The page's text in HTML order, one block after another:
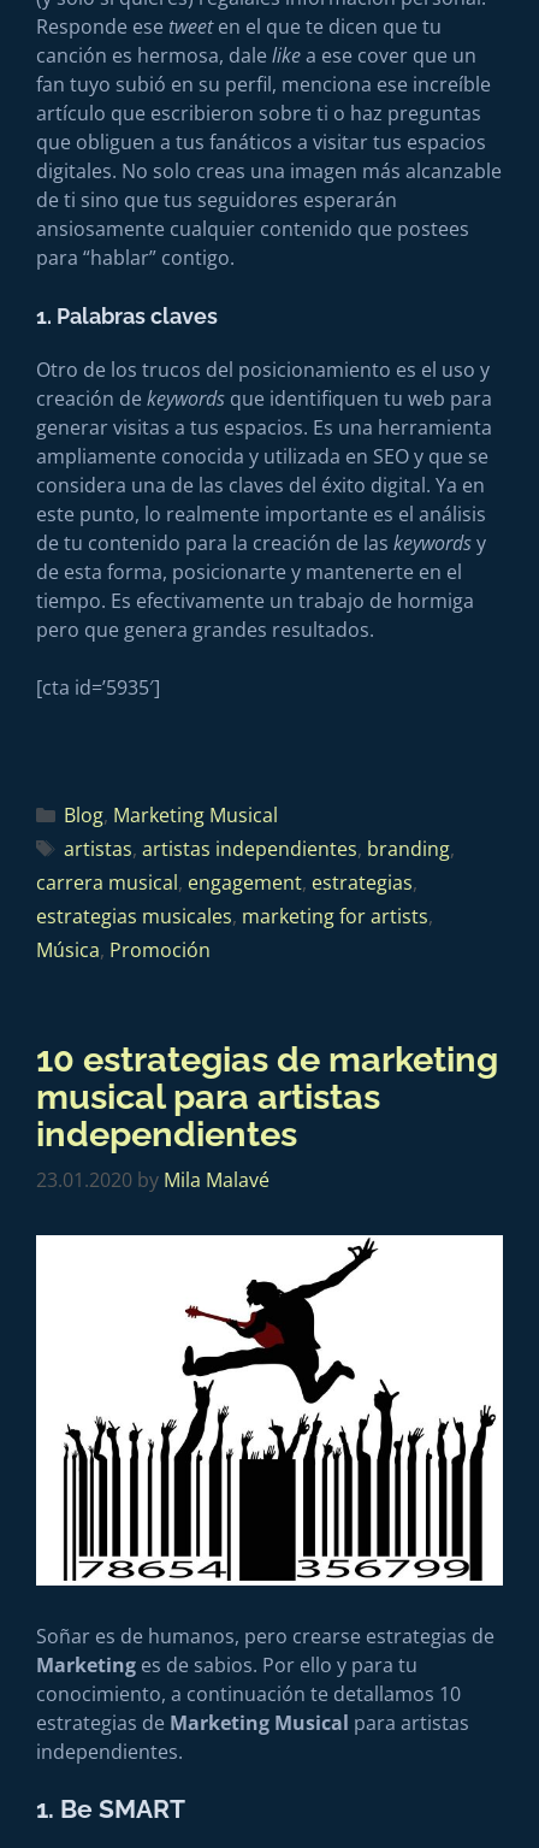
Responde ese tweeten el que te dicen que tu
canción es hermosa, dale likea ese cover que un
fan tuyo subió en su perfil, menciona ese increíble
artículo que escribieron sobre ti o haz preguntas
que obliguen a tus fanáticos a visitar tus espacios
digitales. No solo creas una imagen más alcanzable
de ti sino que tus seguidores esperarán
ansiosamente cualquier contenido que postees
para “hablar” contigo.
1. Palabras claves
Otro de los trucos del posicionamiento es el uso y
creación de keywords que identifiquen tu web para
generar visitas a tus espacios. Es una herramienta
ampliamente conocida y utilizada en SEO y que se
considera una de las claves del éxito digital. Ya en
este punto, lo realmente importante es el análisis
de tu contenido para la creación de las keywordsy
de esta forma, posicionarte y mantenerte en el
tiempo. Es efectivamente un trabajo de hormiga
pero que genera grandes resultados.
[cta id=’5935′]
Blog, Marketing Musical
artistas, artistas independientes, branding,
carrera musical, engagement, estrategias,
estrategias musicales, marketing for artists,
Música, Promoción
10 estrategias de marketing
musical para artistas
independientes
23.01.2020 by Mila Malavé
Soñar es de humanos, pero crearse estrategias de
Marketing es de sabios. Por ello y para tu
conocimiento, a continuación te detallamos 10
estrategias de Marketing Musical para artistas
independientes.
1. Be SMART